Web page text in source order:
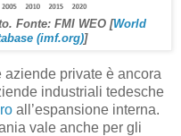
Fonte: FMI WEO [World
(imf.org)]
aziende private è ancora
industriali tedesche
all’espansione interna.
vale anche per gli